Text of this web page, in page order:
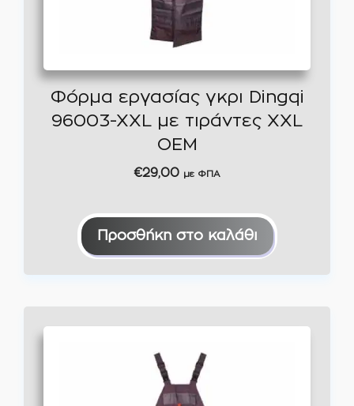
Φόρμα εργασίας γκρι Dingqi
96003-XXL με τιράντες XXL
OEM
€29,00 με ΦΠΑ
Προσθήκη στο καλάθι